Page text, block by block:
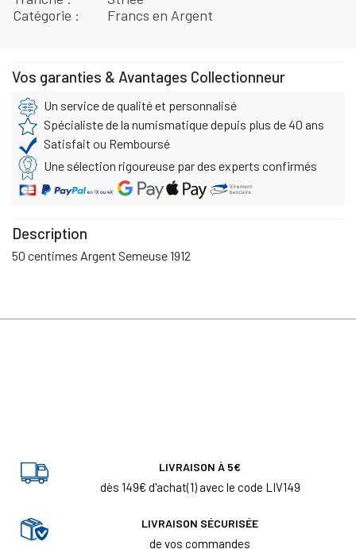
Catégorie
Francs en Argent
Vos garanties & Avantages Collectionneur
Un service de qualité et personnalisé
Spécialiste de la numismatique depuis plus de 40 ans
Satisfait ou Remboursé
Une sélection rigoureuse par des experts confirmés
Description
50 centimes Argent Semeuse 1912
LIVRAISON À 5€
dès 149€ d'achat(1) avec le code LIV149
LIVRAISON SÉCURISÉE
de vos commandes